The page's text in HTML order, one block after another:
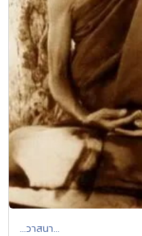
...วาสนา...